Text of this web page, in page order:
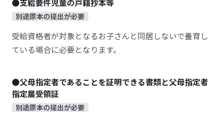
●支給要件児童の戸籍抄本等
別途原本の提出が必要
受給資格者が対象となるお子さんと同居しないで養育し
ている場合に必要となります。
●父母指定者であることを証明できる書類と父母指定者
指定届受領証
別途原本の提出が必要